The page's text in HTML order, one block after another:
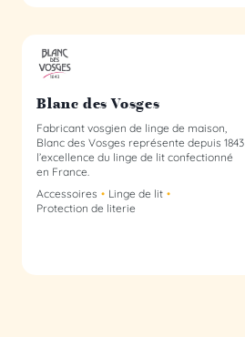
Blanc des Vosges Collectif
Blanc des Vosges
Fabricant vosgien de linge de maison,
Blanc des Vosges représente depuis 1843
l’excellence du linge de lit confectionné
en France.
Accessoires
Linge de lit
Protection de literie